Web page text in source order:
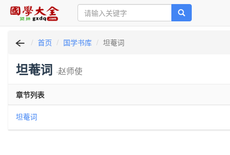
首页 国学书库 坦菴词
坦菴词 ·赵师使
章节列表
坦菴词